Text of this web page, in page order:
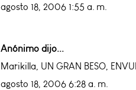
agosto 18, 2006 1:55 a. m.
Anónimo dijo...
Marikilla, UN GRAN BESO,
agosto 18, 2006 6:28 a. m.